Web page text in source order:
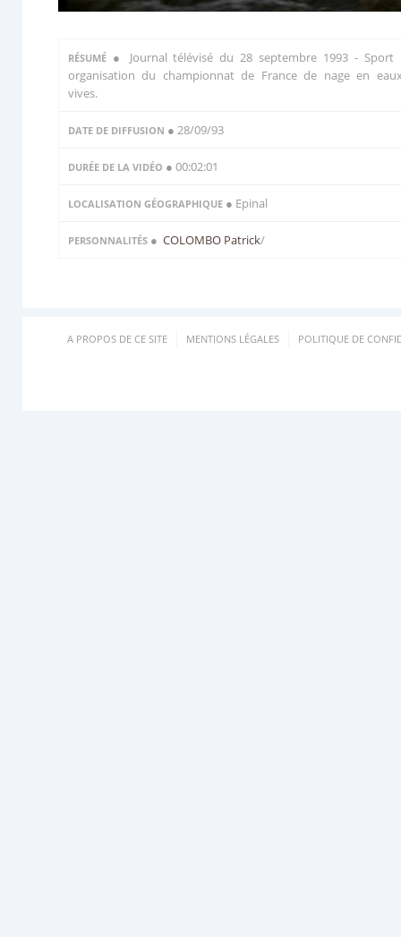
RÉSUMÉ ● Journal télévisé du 28 septembre 1993 - Sport
organisation du championnat de France de nage en
vives.
DATE DE DIFFUSION ● 28/09/93
DURÉE DE LA VIDÉO ● 00:02:01
LOCALISATION GÉOGRAPHIQUE ● Epinal
PERSONNALITÉS ● COLOMBO Patrick/
A PROPOS DE CE SITE MENTIONS LÉGALES POLITIQUE DE